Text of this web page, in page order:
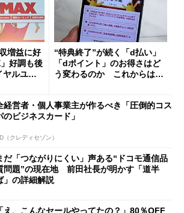
増益に好
好調も後
ヤルユー
“特典終了”が続く「d払い」
「dポイント」のお得さはど
う変わるのか これからは
経営者・個人事業主が作るべき「圧倒的コス
のビジネスカード」
（クレディセゾン）
だ「つながりにくい」声ある“ドコモ通信品
問題”の現在地 前田社長が明かす「道半
」の詳細解説
「え、こんなセールやってたの？」80％OFF